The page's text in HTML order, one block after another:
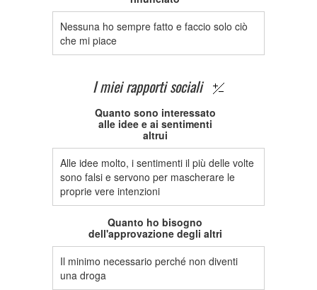
Nessuna ho sempre fatto e faccio solo ciò
che mi piace
I miei rapporti sociali
Quanto sono interessato
alle idee e ai sentimenti
altrui
Alle idee molto, i sentimenti il più delle volte
sono falsi e servono per mascherare le
proprie vere intenzioni
Quanto ho bisogno
dell'approvazione degli altri
Il minimo necessario perché non diventi
una droga